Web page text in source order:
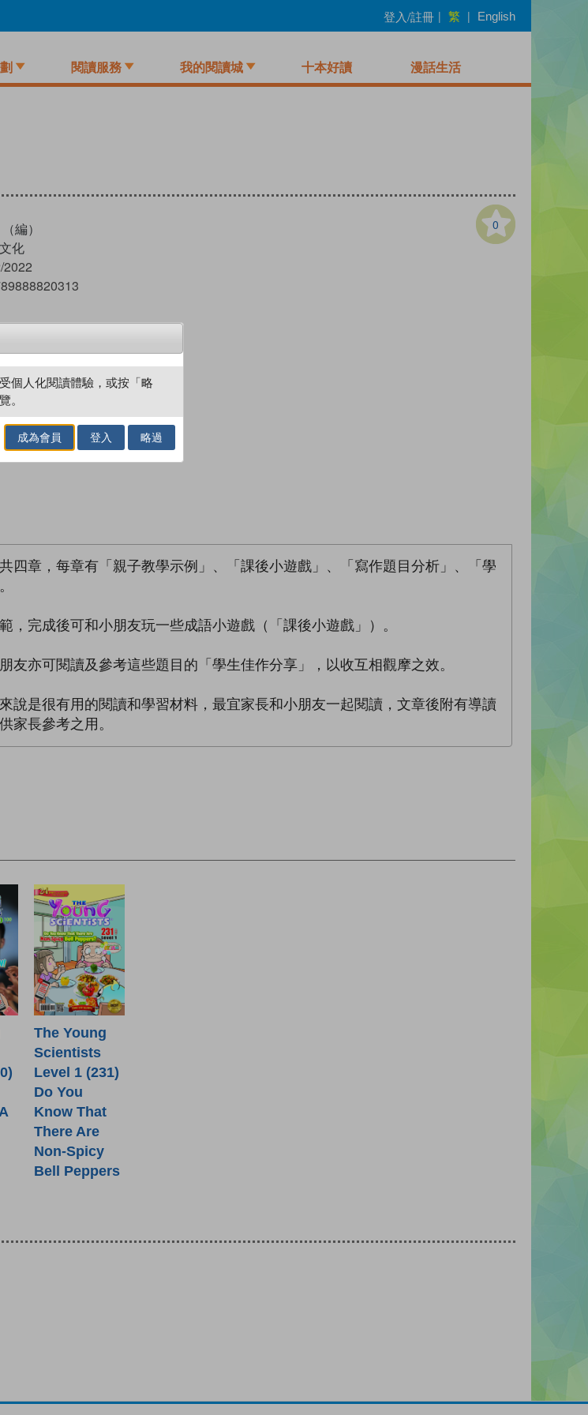
登入/註冊 | 繁 | English
閱讀服務 我的閱讀城 十本好讀 漫話生活
0
編）
化
2022
閲 加入閱讀紀錄
讀電子書
四章，每章有「親子教學示例」、「課後小遊戲」、「寫作題目分析」、「學
完成後可和小朋友玩一些成語小遊戲（「課後小遊戲」）。
亦可閱讀及參考這些題目的「學生佳作分享」，以收互相觀摩之效。
說是很有用的閱讀和學習材料，最宜家長和小朋友一起閱讀，文章後附有導讀
家長參考之用。
The Young
Scientists
Level 1 (231)
Do You
Know That
There Are
Non-Spicy
Bell Peppers
個人化閱讀體驗，或按「略
。
成為會員 登入 略過